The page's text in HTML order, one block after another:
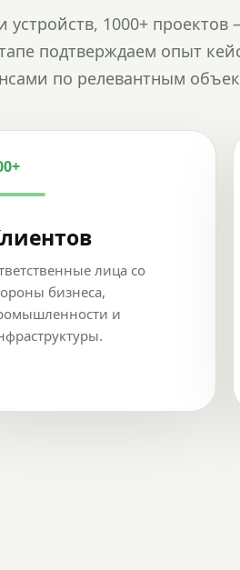
устройств, 1000+
подтверждаем опыт
по релевантным
лица со
бизнеса,
и